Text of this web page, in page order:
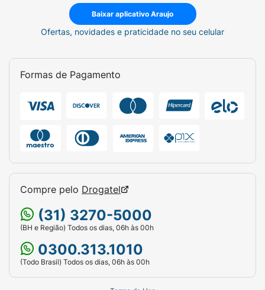
Baixar aplicativo Araujo
Ofertas, novidades e praticidade no seu celular
Formas de Pagamento
Compre pelo Drogatel
(31) 3270-5000
(BH e Região) Todos os dias, 06h às 00h
0300.313.1010
(Todo Brasil) Todos os dias, 06h às 00h